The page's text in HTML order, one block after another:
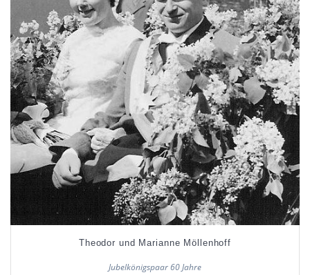
Theodor und Marianne Möllenhoff
Jubelkönigspaar 60 Jahre